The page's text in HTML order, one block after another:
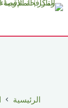
التجاوز
إلى
الرئيسية